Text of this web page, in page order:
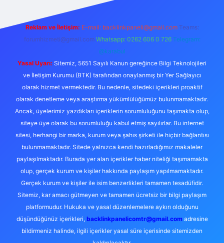
Reklam ve İletişim: E-mail: backlinkpaneli@gmail.com Teams:
forumhizmeti@gmail.com Whatsapp: 0262 606 0 726 Telegram:
@karabul
Yasal Uyarı: Sitemiz, 5651 Sayılı Kanun gereğince Bilgi Teknolojileri
ve İletişim Kurumu (BTK) tarafından onaylanmış bir Yer Sağlayıcı
olarak hizmet vermektedir. Bu nedenle, sitedeki içerikleri proaktif
olarak denetleme veya araştırma yükümlülüğümüz bulunmamaktadır.
Ancak, üyelerimiz yazdıkları içeriklerin sorumluluğunu taşımakta olup,
siteye üye olarak bu sorumluluğu kabul etmiş sayılırlar. Bu internet
sitesi, herhangi bir marka, kurum veya şahıs şirketi ile hiçbir bağlantısı
bulunmamaktadır. Sitede yalnızca kendi hazırladığımız makaleler
paylaşılmaktadır. Burada yer alan içerikler haber niteliği taşımamakta
olup, gerçek kurum ve kişiler hakkında paylaşım yapılmamaktadır.
Gerçek kurum ve kişiler ile isim benzerlikleri tamamen tesadüfidir.
Sitemiz, kar amacı gütmeyen ve tamamen ücretsiz bir bilgi paylaşım
platformudur. Hukuka ve yasal düzenlemelere aykırı olduğunu
düşündüğünüz içerikleri, backlinkpanelicomtr@gmail.comadresine
bildirmeniz halinde, ilgili içerikler yasal süre içerisinde sitemizden